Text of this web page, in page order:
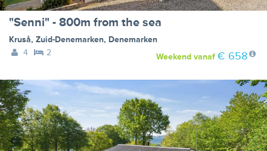
"Senni" - 800m from the sea
Kruså, Zuid-Denemarken, Denemarken
4
2 Weekendvanaf € 658